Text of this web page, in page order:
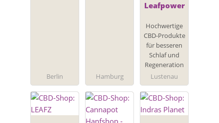
Berlin Hamburg
Leafpower
Hochwertige
CBD-Produkte
für besseren
Schlaf und
Regeneration
Lustenau